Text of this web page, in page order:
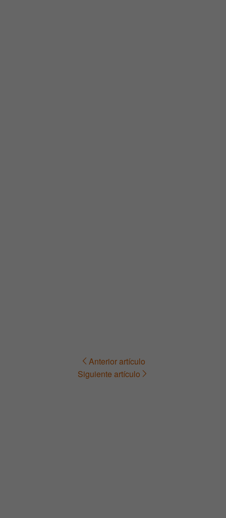
Navegación Anterior artículo
Siguiente artículo